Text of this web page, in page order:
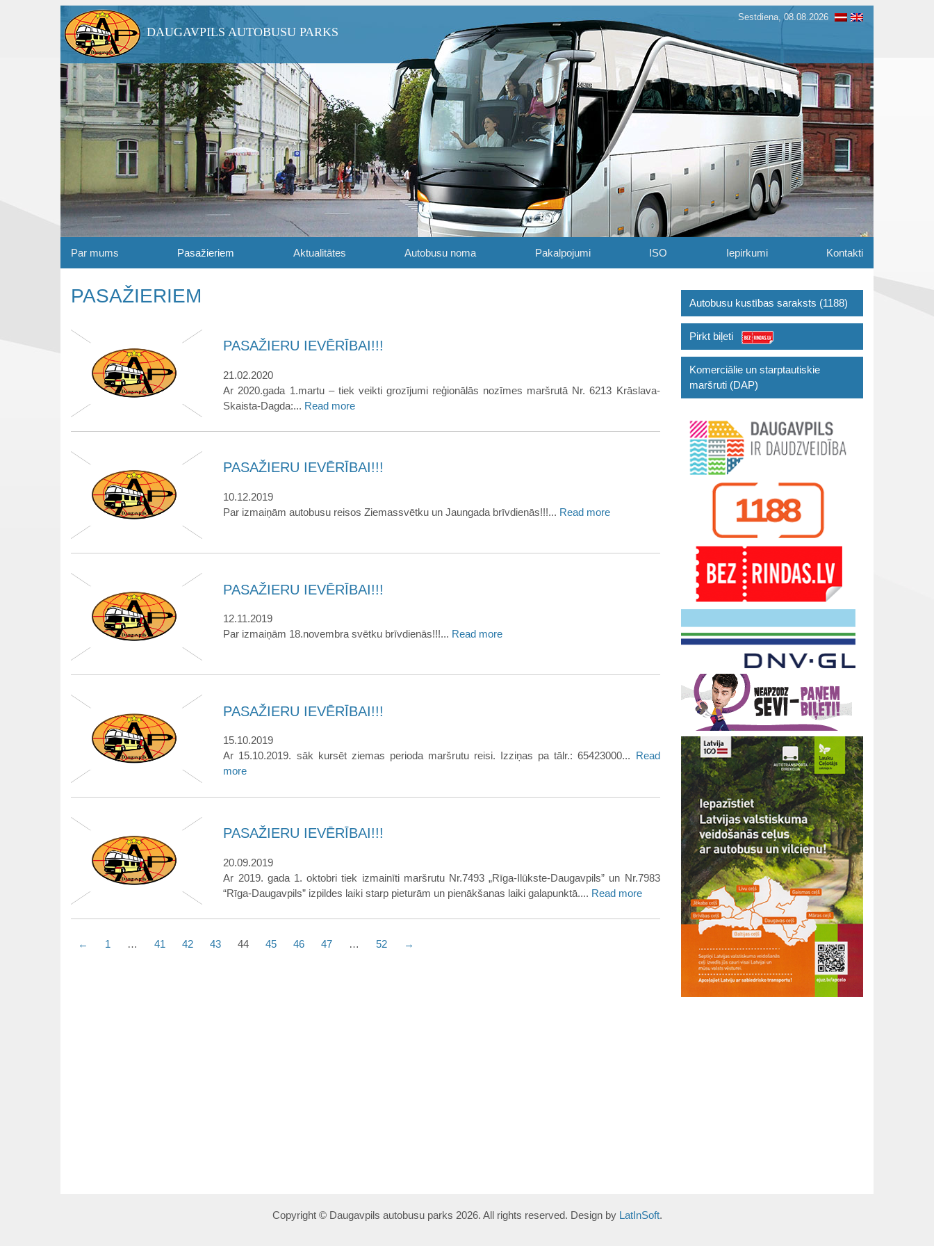
Sestdiena, 08.08.2026
DAUGAVPILS AUTOBUSU PARKS
Par mums Pasažieriem Aktualitātes Autobusu noma Pakalpojumi ISO Iepirkumi Kontakti
PASAŽIERIEM
PASAŽIERU IEVĒRĪBAI!!!
21.02.2020
Ar 2020.gada 1.martu – tiek veikti grozījumi reģionālās nozīmes maršrutā Nr. 6213 Krāslava-
Skaista-Dagda:... Read more
PASAŽIERU IEVĒRĪBAI!!!
10.12.2019
Par izmaiņām autobusu reisos Ziemassvētku un Jaungada brīvdienās!!!... Read more
PASAŽIERU IEVĒRĪBAI!!!
12.11.2019
Par izmaiņām 18.novembra svētku brīvdienās!!!... Read more
PASAŽIERU IEVĒRĪBAI!!!
15.10.2019
Ar 15.10.2019. sāk kursēt ziemas perioda maršrutu reisi. Izziņas pa tālr.: 65423000... Read
more
PASAŽIERU IEVĒRĪBAI!!!
20.09.2019
Ar 2019. gada 1. oktobri tiek izmainīti maršrutu Nr.7493 „Rīga-Ilūkste-Daugavpils” un Nr.7983
“Rīga-Daugavpils” izpildes laiki starp pieturām un pienākšanas laiki galapunktā.... Read more
← 1 … 41 42 43 44 45 46 47 … 52 →
Autobusu kustības saraksts (1188)
Pirkt biļeti
Komerciālie un starptautiskie
maršruti (DAP)
Copyright © Daugavpils autobusu parks 2026. All rights reserved. Design by LatInSoft.